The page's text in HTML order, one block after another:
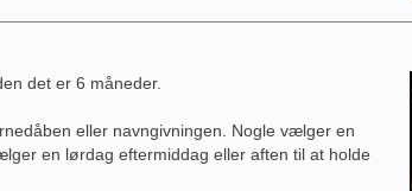
det er 6 måneder.
eller navngivningen. Nogle vælger en
en lørdag eftermiddag eller aften til at holde